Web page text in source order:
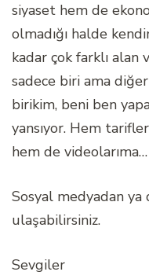
siyaset hem de
olmadığı halde
kadar çok farklı alan
sadece biri ama
birikim, beni ben
yansıyor. Hem
hem de videolarıma…
Sosyal medyadan
ulaşabilirsiniz.
Sevgiler